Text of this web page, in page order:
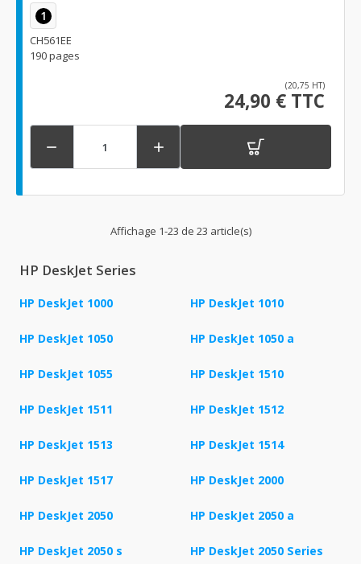
1
CH561EE
190 pages
(20,75 HT)
24,90 € TTC
 
Affichage 1-23 de 23 article(s)
HP DeskJet Series
HP DeskJet 1000 HP DeskJet 1010
HP DeskJet 1050 HP DeskJet 1050 a
HP DeskJet 1055 HP DeskJet 1510
HP DeskJet 1511 HP DeskJet 1512
HP DeskJet 1513 HP DeskJet 1514
HP DeskJet 1517 HP DeskJet 2000
HP DeskJet 2050 HP DeskJet 2050 a
HP DeskJet 2050 s HP DeskJet 2050 Series